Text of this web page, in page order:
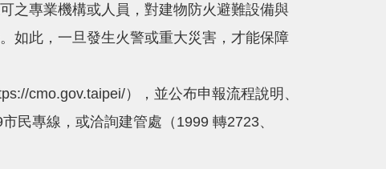
之專業機構或人員，對建物防火避難設備與
如此，一旦發生火警或重大災害，才能保障
cmo.gov.taipei/），並公布申報流程說明、
民專線，或洽詢建管處（1999 轉2723、